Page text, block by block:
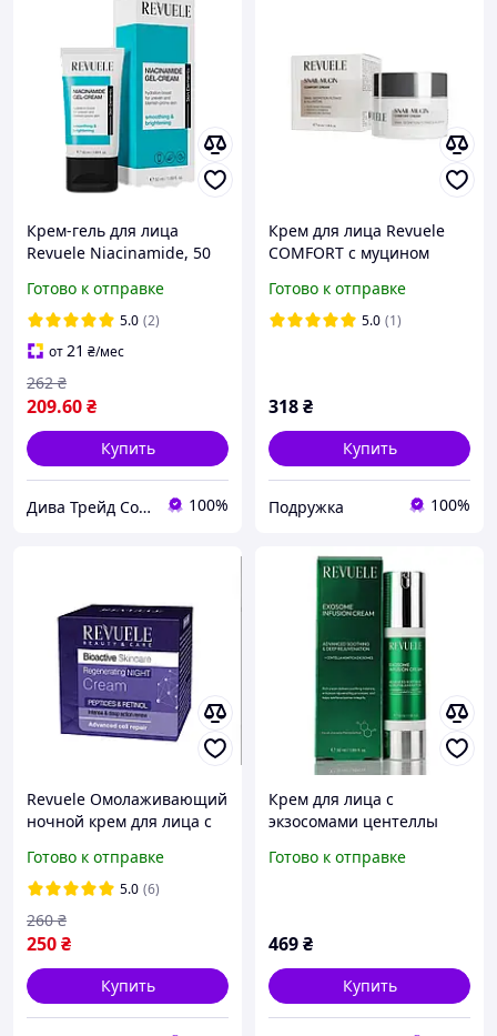
Крем-гель для лица
Revuele Niacinamide, 50
Готово к отправке
5.0 (2)
от21 ₴/мес
209.60₴
262 ₴
Купить
Дива Трейд Cosmetics & Household 100%
Крем для лица Revuele
COMFORT с муцином
Готово к отправке
5.0 (1)
318₴
Купить
Подружка 100%
Revuele Омолаживающий
ночной крем для лица с
Bioactive Skincare
Regenerating Night Cream
Готово к отправке
5.0 (6)
250₴
260 ₴
Купить
Крем для лица с
экзосомами центеллы
и восстановление кожи
Готово к отправке
469₴
Купить